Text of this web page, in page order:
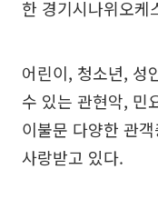
한 경기시나위오케
어린이, 청소년, 성
수 있는 관현악, 민
이불문 다양한 관
사랑받고 있다.